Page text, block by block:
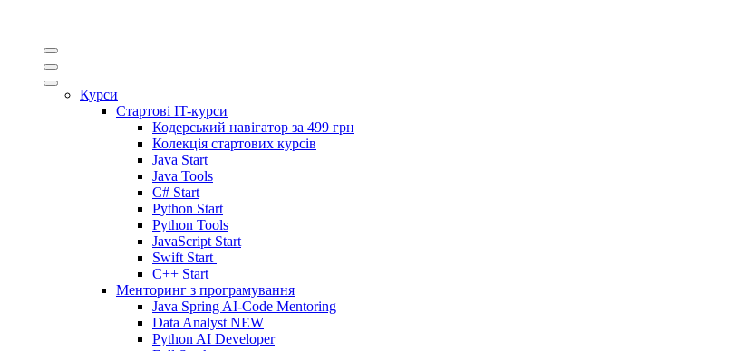
Курси
Стартові IT-курси
Кодерський навігатор за 499 грн
Колекція стартових курсів
Java Start
Java Tools
C# Start
Python Start
Python Tools
JavaScript Start
Swift Start
C++ Start
Менторинг з програмування
Java Spring AI-Code Mentoring
Data Analyst NEW
Python AI Developer